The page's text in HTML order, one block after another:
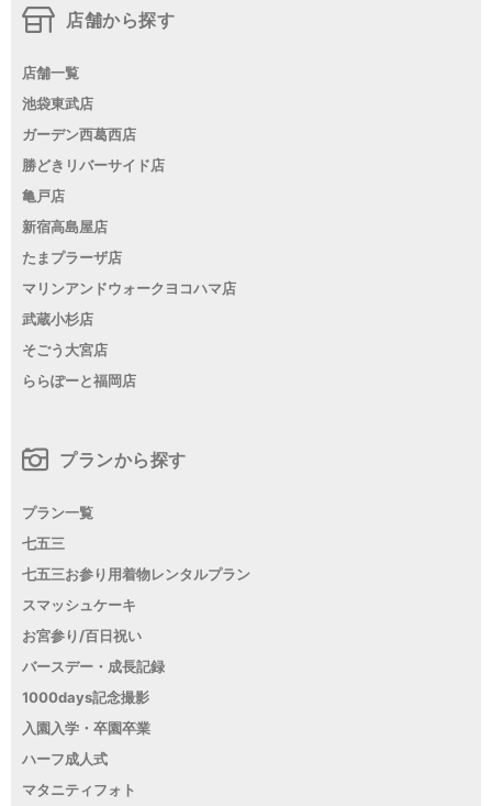
店舗から探す
店舗一覧
池袋東武店
ガーデン西葛西店
勝どきリバーサイド店
亀戸店
新宿高島屋店
たまプラーザ店
マリンアンドウォークヨコハマ店
武蔵小杉店
そごう大宮店
ららぽーと福岡店
プランから探す
プラン一覧
七五三
七五三お参り用着物レンタルプラン
スマッシュケーキ
お宮参り/百日祝い
バースデー・成長記録
1000days記念撮影
入園入学・卒園卒業
ハーフ成人式
マタニティフォト